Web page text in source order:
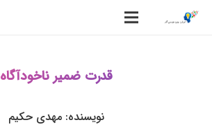
قدرت ضمیر ناخودآگاه
نویسنده: مهدی حکیم